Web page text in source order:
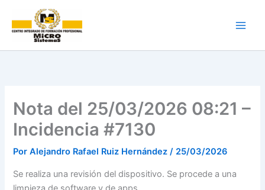
contenido
Nota del 25/03/2026 08:21 –
Incidencia #7130
PorAlejandro Rafael Ruiz Hernández/ 25/03/2026
Se realiza una revisión del dispositivo. Se procede a una